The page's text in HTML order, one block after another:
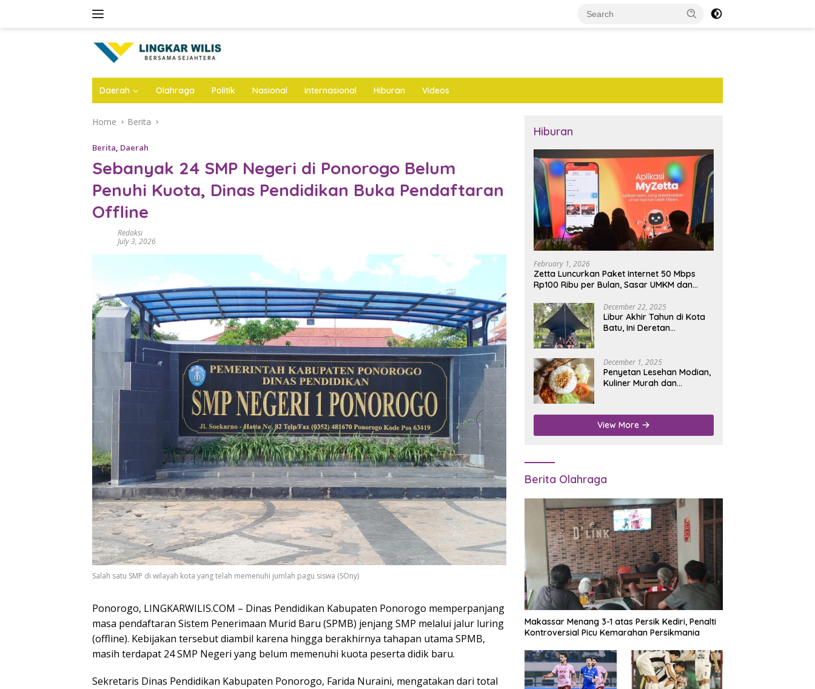
Daerah Olahraga Politik Nasional Internasional Hiburan Videos
Home Berita
Berita, Daerah
Sebanyak 24 SMP Negeri di Ponorogo Belum
Penuhi Kuota, Dinas Pendidikan Buka Pendaftaran
Offline
Redaksi
July 3, 2026
Salah satu SMP di wilayah kota yang telah memenuhi jumlah pagu siswa (SOny)
Ponorogo, LINGKARWILIS.COM – Dinas Pendidikan Kabupaten Ponorogo memperpanjang
masa pendaftaran Sistem Penerimaan Murid Baru (SPMB) jenjang SMP melalui jalur luring
(offline). Kebijakan tersebut diambil karena hingga berakhirnya tahapan utama SPMB,
masih terdapat 24 SMP Negeri yang belum memenuhi kuota peserta didik baru.
Sekretaris Dinas Pendidikan Kabupaten Ponorogo, Farida Nuraini, mengatakan dari total
Hiburan
February 1, 2026
Zetta Luncurkan Paket Internet 50 Mbps
Rp100 Ribu per Bulan, Sasar UMKM dan
December 22, 2025
Libur Akhir Tahun di Kota
Batu, Ini Deretan
December 1, 2025
Penyetan Lesehan Modian,
Kuliner Murah dan
Nganjuk
View More
Berita Olahraga
Makassar Menang 3-1 atas Persik Kediri, Penalti
Kontroversial Picu Kemarahan Persikmania